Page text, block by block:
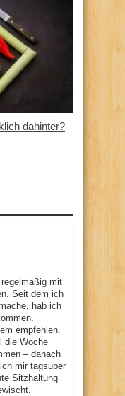
dahinter?
mit
Seit dem ich
hab ich
empfehlen.
die Woche
– danach
mir tagsüber
Sitzhaltung